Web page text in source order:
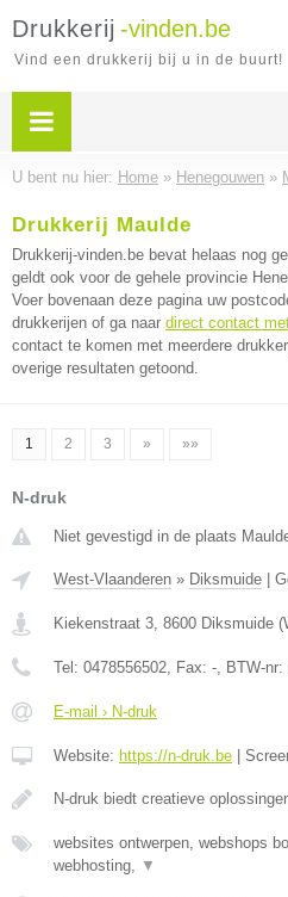
Drukkerij -vinden.be
Vind een drukkerij bij u in de buurt!
U bent nu hier: Home » Henegouwen »
Drukkerij Maulde
Drukkerij-vinden.be bevat helaas nog
geldt ook voor de gehele provincie
Voer bovenaan deze pagina uw
drukkerijen of ga naar direct contact
contact te komen met meerdere
overige resultaten getoond.
1 2 3 » »»
N-druk
Niet gevestigd in de plaats
West-Vlaanderen » Diksmuide
Kiekenstraat 3, 8600 Diksmuide (
Tel: 0478556502, Fax: -, BTW-nr:
E-mail › N-druk
Website: https://n-druk.be
N-druk biedt creatieve
websites ontwerpen, webshops
webhosting, ▼